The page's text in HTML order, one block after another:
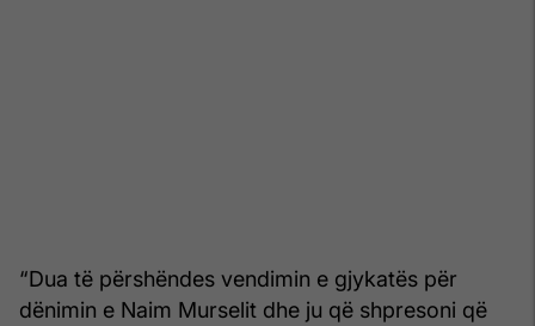
“Dua të përshëndes vendimin e gjykatës për
dënimin e Naim Murselit dhe ju që shpresoni që